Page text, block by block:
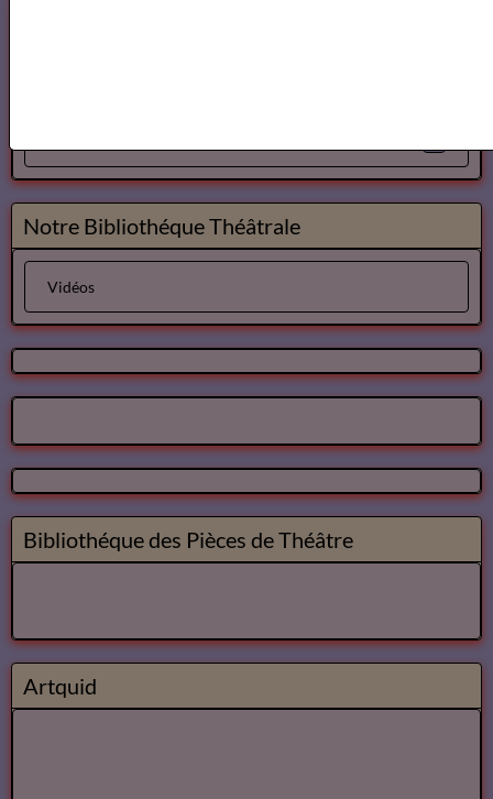
Notre Bibliothéque Théâtrale
Vidéos
Bibliothéque des Pièces de Théâtre
Artquid